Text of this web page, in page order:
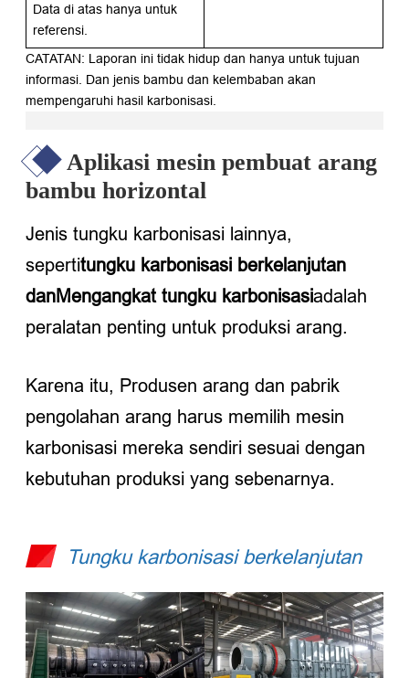
Data di atas hanya untuk
referensi.
CATATAN: Laporan ini tidak hidup dan hanya untuk tujuan
informasi. Dan jenis bambu dan kelembaban akan
mempengaruhi hasil karbonisasi.
Aplikasi mesin pembuat arang
bambu horizontal
Jenis tungku karbonisasi lainnya,
sepertitungku karbonisasi berkelanjutan
danMengangkat tungku karbonisasiadalah
peralatan penting untuk produksi arang.
Karena itu, Produsen arang dan pabrik
pengolahan arang harus memilih mesin
karbonisasi mereka sendiri sesuai dengan
kebutuhan produksi yang sebenarnya.
Tungku karbonisasi berkelanjutan